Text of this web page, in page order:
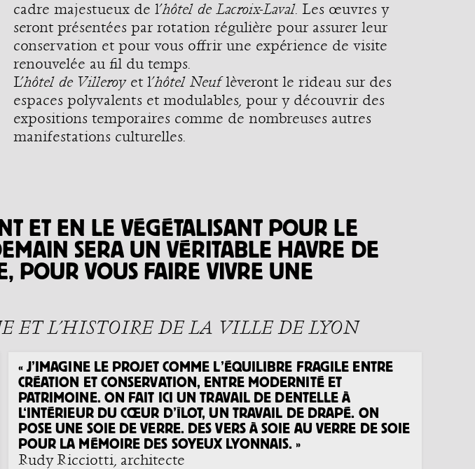
cadre majestueux de l’hôtel de Lacroix-Laval. Les œuvres y
seront présentées par rotation régulière pour assurer leur
conservation et pour vous offrir une expérience de visite
renouvelée au fil du temps.
L’hôtel de Villeroyet l’hôtel Neuflèveront le rideau sur des
espaces polyvalents et modulables, pour y découvrir des
expositions temporaires comme de nombreuses autres
manifestations culturelles.
ET EN LE VÉGÉTALISANT POUR LE
SERA UN VÉRITABLE HAVRE DE
POUR VOUS FAIRE VIVRE UNE
ET L’HISTOIRE DE LA VILLE DE LYON
« J’IMAGINE LE PROJET COMME L’ÉQUILIBRE FRAGILE ENTRE
CRÉATION ET CONSERVATION, ENTRE MODERNITÉ ET
PATRIMOINE. ON FAIT ICI UN TRAVAIL DE DENTELLE À
L‘INTÉRIEUR DU CŒUR D’ÎLOT, UN TRAVAIL DE DRAPÉ. ON
POSE UNE SOIE DE VERRE. DES VERS À SOIE AU VERRE DE SOIE
POUR LA MÉMOIRE DES SOYEUX LYONNAIS. »
Rudy Ricciotti, architecte